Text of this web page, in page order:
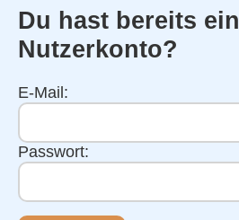
Du hast bereits ein
Nutzerkonto?
E-Mail:
Passwort: